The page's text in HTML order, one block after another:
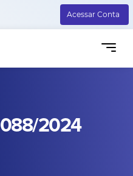
Acessar Conta
2024